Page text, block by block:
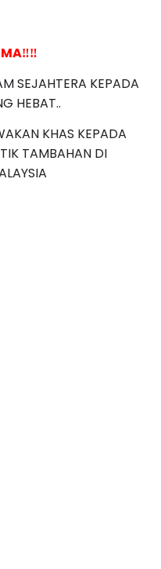
SEJAHTERA KEPADA
HEBAT..
KHAS KEPADA
TAMBAHAN DI